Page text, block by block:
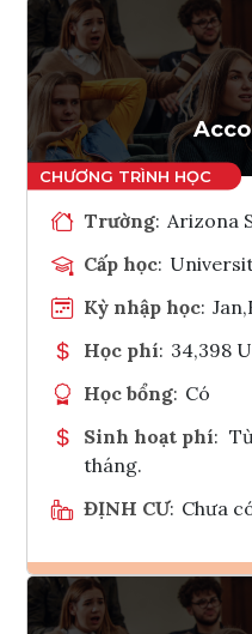
Trường: Arizona
Cấp học:
Kỳ nhập học:
Học phí: 34,398
Học bổng: Có
Sinh hoạt phí:
tháng.
ĐỊNH CƯ: Chưa